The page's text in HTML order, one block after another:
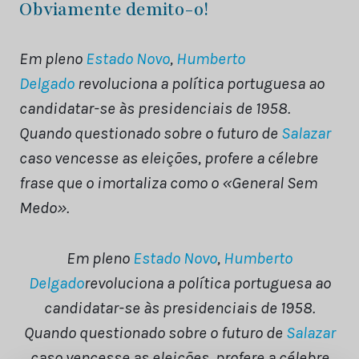
Obviamente demito-o!
Em pleno Estado Novo, Humberto
Delgado revoluciona a política portuguesa ao
candidatar-se às presidenciais de 1958.
Quando questionado sobre o futuro de Salazar
caso vencesse as eleições, profere a célebre
frase que o imortaliza como o «General Sem
Medo».
Em pleno Estado Novo, Humberto
Delgadorevoluciona a política portuguesa ao
candidatar-se às presidenciais de 1958.
Quando questionado sobre o futuro de Salazar